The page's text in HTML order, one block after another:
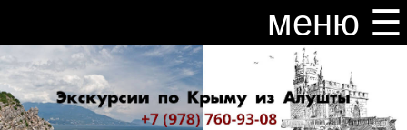
меню ☰
закрыть меню ×
Расписание и цены на экскурсии 2026
Индивидуальные экскурсии по Крыму